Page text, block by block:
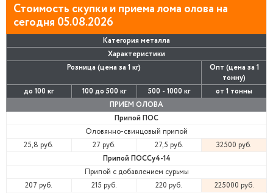
Стоимость скупки и приема лома олова на
сегодня 05.08.2026
Категория металла
Характеристики
Розница (цена за 1 кг)
Опт (цена за 1
тонну)
до 100 кг
100 до 500 кг 500 - 1000 кг
от 1 тонны
ПРИЕМ ОЛОВА
Припой ПОС
Оловянно-свинцовый припой
25,8 руб.
27 руб. 27,5 руб.
32500 руб.
Припой ПОССу4-14
Припой с добавлением сурьмы
207 руб.
215 руб. 220 руб.
225000 руб.